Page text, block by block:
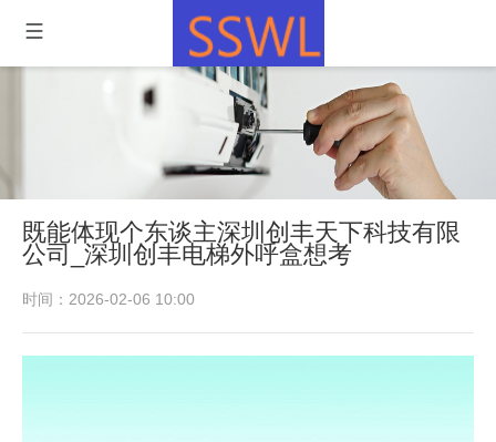
既能体现个东谈主深圳创丰天下科技有限
公司_深圳创丰电梯外呼盒想考
时间：2026-02-06 10:00